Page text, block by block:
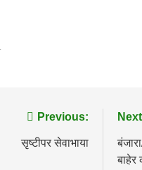
Previous:
​सृष्टीपर सेवाभाया
बाहेर